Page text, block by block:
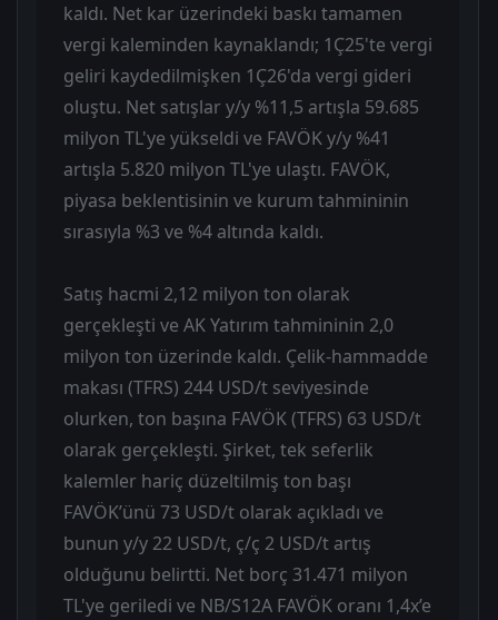
kaldı. Net kar üzerindeki baskı tamamen
vergi kaleminden kaynaklandı; 1Ç25'te vergi
geliri kaydedilmişken 1Ç26'da vergi gideri
oluştu. Net satışlar y/y %11,5 artışla 59.685
milyon TL'ye yükseldi ve FAVÖK y/y %41
artışla 5.820 milyon TL'ye ulaştı. FAVÖK,
piyasa beklentisinin ve kurum tahmininin
sırasıyla %3 ve %4 altında kaldı.
Satış hacmi 2,12 milyon ton olarak
gerçekleşti ve AK Yatırım tahmininin 2,0
milyon ton üzerinde kaldı. Çelik-hammadde
makası (TFRS) 244 USD/t seviyesinde
olurken, ton başına FAVÖK (TFRS) 63 USD/t
olarak gerçekleşti. Şirket, tek seferlik
kalemler hariç düzeltilmiş ton başı
FAVÖK’ünü 73 USD/t olarak açıkladı ve
bunun y/y 22 USD/t, ç/ç 2 USD/t artış
olduğunu belirtti. Net borç 31.471 milyon
TL'ye geriledi ve NB/S12A FAVÖK oranı 1,4x’e